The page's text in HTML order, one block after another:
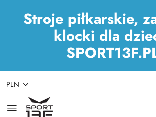
Stroje piłkarskie,
klocki dla
Przejdź do treści głównej
Przejdź do wyszukiwarki
Przejdź do moje konto
Przejdź do menu głównego
Przejdź do stopki
PLN